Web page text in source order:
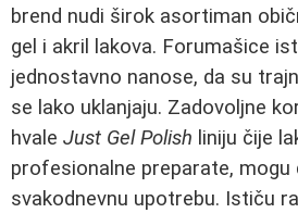
brend nudi širok asortiman
gel i akril lakova. Forumašice
jednostavno nanose, da su
se lako uklanjaju. Zadovoljne
hvale Just Gel Polish liniju čije
profesionalne preparate, mogu
svakodnevnu upotrebu. Ističu